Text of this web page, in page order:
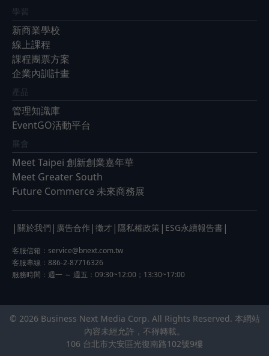
學習
新商業學校
線上課程
課程團票方案
企業內訓計畫
產品
管理知識庫
EventGO活動平台
展會
Meet Taipei 創新創業嘉年華
Meet Greater South
Future Commerce 未來商務展
| 關於我們 | 廣告合作 | 徵才 | 隱私權政策 | ESG永續報告書 |
客服信箱： service@bnext.com.tw
客服專線：886-2-87716326
服務時間：週一 ～ 週五：09:30~12:00；13:30~17:00
© 2026 Business Next Media Corp. All Rights Reserved. 本網站
內容未經允許，不得轉載。
106 台北市大安區光復南路102號9樓